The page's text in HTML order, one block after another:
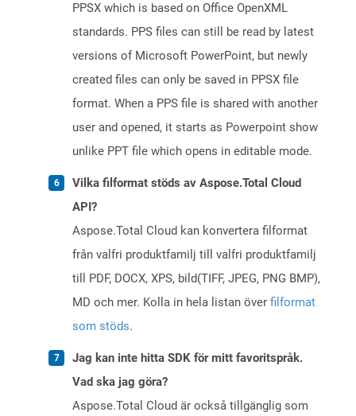
PPSX which is based on Office OpenXML
standards. PPS files can still be read by latest
versions of Microsoft PowerPoint, but newly
created files can only be saved in PPSX file
format. When a PPS file is shared with another
user and opened, it starts as Powerpoint show
unlike PPT file which opens in editable mode.
Vilka filformat stöds av Aspose.Total Cloud
API?
Aspose.Total Cloud kan konvertera filformat
från valfri produktfamilj till valfri produktfamilj
till PDF, DOCX, XPS, bild(TIFF, JPEG, PNG BMP),
MD och mer. Kolla in hela listan över filformat
som stöds.
Jag kan inte hitta SDK för mitt favoritspråk.
Vad ska jag göra?
Aspose.Total Cloud är också tillgänglig som